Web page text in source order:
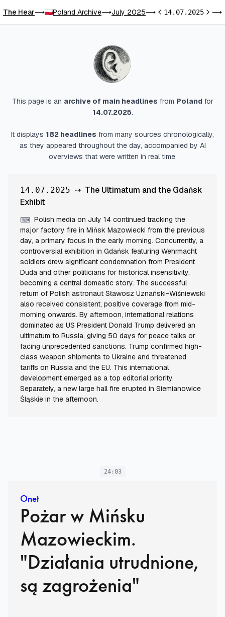
The Hear⟶ Poland Archive⟶July 2025⟶Previous day
14.07.2025Next⟶
This page is an archive of main headlines from Polandfor
14.07.2025.
It displays 182 headlines from many sources chronologically,
as they appeared throughout the day, accompanied by AI
overviews that were written in real time.
14.07.2025 ⇢ The Ultimatum and the Gdańsk
Exhibit
⌨ Polish media on July 14 continued tracking the
major factory fire in Mińsk Mazowiecki from the previous
day, a primary focus in the early morning. Concurrently, a
controversial exhibition in Gdańsk featuring Wehrmacht
soldiers drew significant condemnation from President
Duda and other politicians for historical insensitivity,
becoming a central domestic story. The successful
return of Polish astronaut Sławosz Uznański-Wiśniewski
also received consistent, positive coverage from mid-
morning onwards. By afternoon, international relations
dominated as US President Donald Trump delivered an
ultimatum to Russia, giving 50 days for peace talks or
facing unprecedented sanctions. Trump confirmed high-
class weapon shipments to Ukraine and threatened
tariffs on Russia and the EU. This international
development emerged as a top editorial priority.
Separately, a new large hall fire erupted in Siemianowice
Śląskie in the afternoon.
24:03
Onet
Pożar w Mińsku
Mazowieckim.
"Działania utrudnione,
są zagrożenia"